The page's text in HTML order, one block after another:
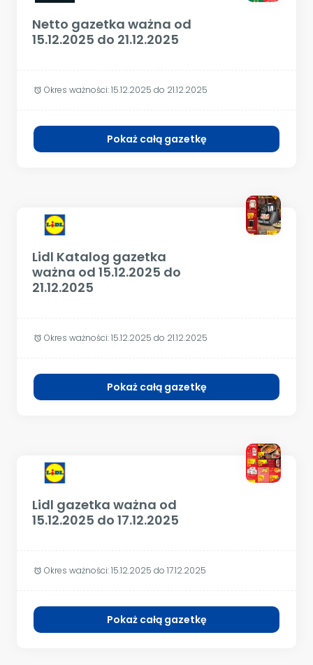
Netto gazetka ważna od
15.12.2025 do 21.12.2025
alarm Okres ważności:15.12.2025 do 21.12.2025
Pokaż całą gazetkę
Lidl Katalog gazetka
ważna od 15.12.2025 do
21.12.2025
alarm Okres ważności:15.12.2025 do 21.12.2025
Pokaż całą gazetkę
Lidl gazetka ważna od
15.12.2025 do 17.12.2025
alarm Okres ważności:15.12.2025 do 17.12.2025
Pokaż całą gazetkę